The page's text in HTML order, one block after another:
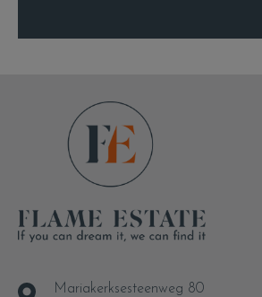
Mariakerksesteenweg 80